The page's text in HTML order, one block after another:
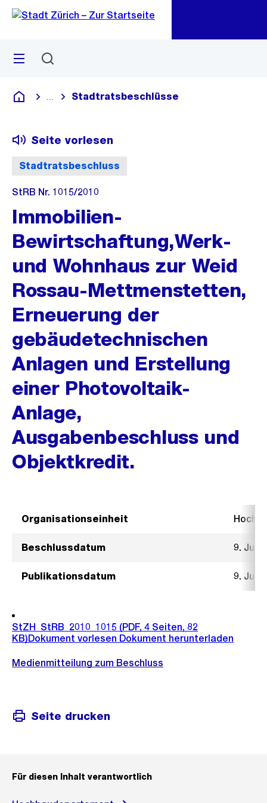
Navigation
Sprunglink
Menü
Deutsch
Blende alle Breadcrumbs ein
Stadtratsbeschlüsse
Stadtratsbeschluss
Seite vorlesen
StRB Nr. 1015/2010
Immobilien-
Bewirtschaftung,Werk-
und Wohnhaus zur Weid
Rossau-Mettmenstetten,
Erneuerung der
gebäudetechnischen
Anlagen und Erstellung
einer Photovoltaik-
Anlage,
Ausgabenbeschluss und
Objektkredit.
Organisationseinheit
Beschlussdatum 9. Juni
Publikationsdatum 9. Juni
StZH_StRB_2010_1015 (PDF, 4 Seiten, 82
KB)Dokument vorlesen Dokument herunterladen
Medienmitteilung zum Beschluss
Seite drucken
Für diesen Inhalt verantwortlich